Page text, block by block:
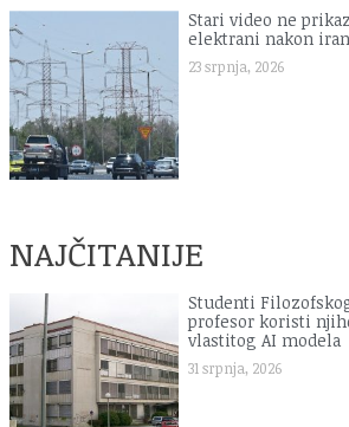
Stari video ne
elektrani nakon
23 srpnja, 2026
NAJČITANIJE
Studenti
profesor koristi
vlastitog AI modela
31 srpnja, 2026